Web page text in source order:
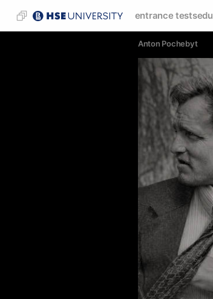
entrance tests
Anton Pochebyt